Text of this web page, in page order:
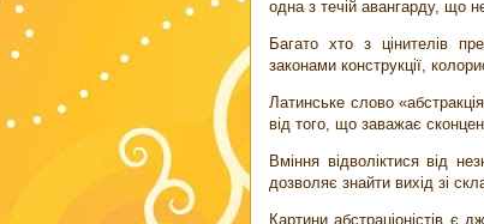
одна з течій авангарду, що
Багато хто з цінителів
законами конструкції,
Латинське слово
від того, що заважає
Вміння відволіктися від
дозволяє знайти вихід зі
Картини абстраціоністів є